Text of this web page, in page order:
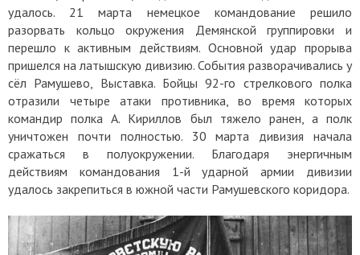
удалось. 21 марта немецкое командование решило
разорвать кольцо окружения Демянской группировки и
перешло к активным действиям. Основной удар прорыва
пришелся на латышскую дивизию. События разворачивались у
сёл Рамушево, Выставка. Бойцы 92-го стрелкового полка
отразили четыре атаки противника, во время которых
командир полка А. Кириллов был тяжело ранен, а полк
уничтожен почти полностью. 30 марта дивизия начала
сражаться в полуокружении. Благодаря энергичным
действиям командования 1-й ударной армии дивизии
удалось закрепиться в южной части Рамушевского коридора.